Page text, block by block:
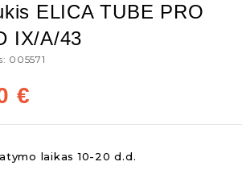
ELICA TUBE PRO
IX/A/43
005571
€
laikas 10-20 d.d.